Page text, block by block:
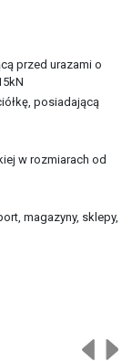
przed urazami o
posiadającą
w rozmiarach od
magazyny, sklepy,